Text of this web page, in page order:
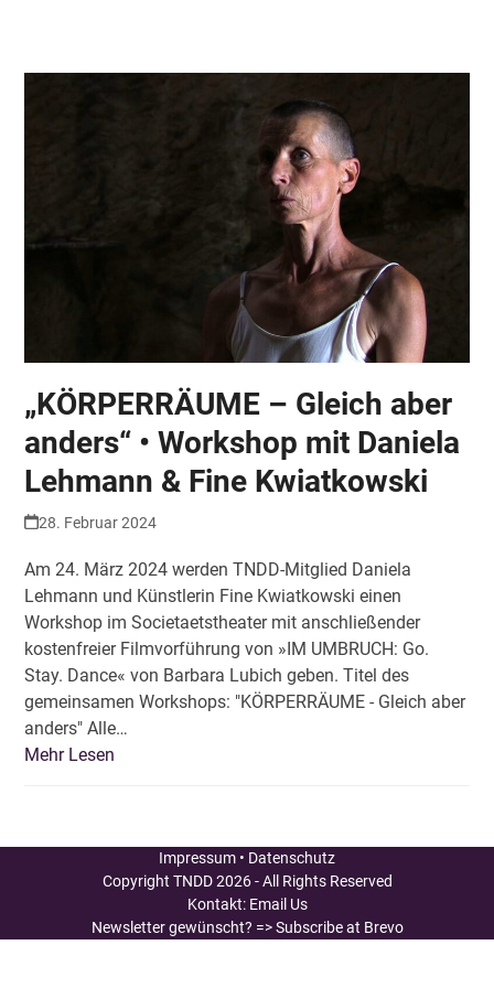
„KÖRPERRÄUME – Gleich aber
anders“ • Workshop mit Daniela
Lehmann & Fine Kwiatkowski
28. Februar 2024
Am 24. März 2024 werden TNDD-Mitglied Daniela
Lehmann und Künstlerin Fine Kwiatkowski einen
Workshop im Societaetstheater mit anschließender
kostenfreier Filmvorführung von »IM UMBRUCH: Go.
Stay. Dance« von Barbara Lubich geben. Titel des
gemeinsamen Workshops: "KÖRPERRÄUME - Gleich aber
anders" Alle…
Mehr Lesen
Impressum • Datenschutz
Copyright TNDD2026 - All Rights Reserved
Kontakt: Email Us
Newsletter gewünscht? => Subscribe at Brevo